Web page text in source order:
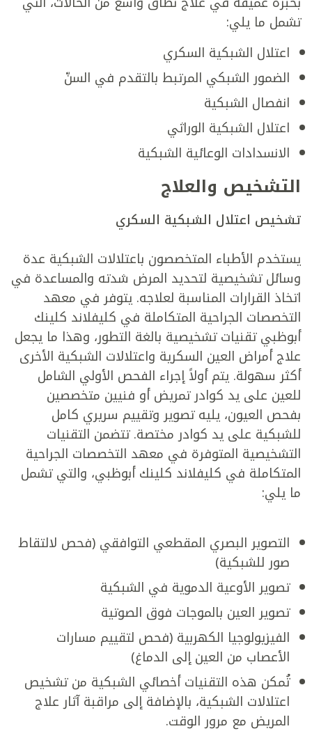
تشمل ما يلي:
اعتلال الشبكية السكري
الضمور الشبكي المرتبط بالتقدم في السنّ
انفصال الشبكية
اعتلال الشبكية الوراثي
الانسدادات الوعائية الشبكية
التشخيص والعلاج
تشخيص اعتلال الشبكية السكري
يستخدم الأطباء المتخصصون باعتلالات الشبكية عدة
وسائل تشخيصية لتحديد المرض شدته والمساعدة في
اتخاذ القرارات المناسبة لعلاجه. يتوفر في معهد
التخصصات الجراحية المتكاملة في كليفلاند كلينك
أبوظبي تقنيات تشخيصية بالغة التطور، وهذا ما يجعل
علاج أمراض العين السكرية واعتلالات الشبكية الأخرى
أكثر سهولة. يتم أولاً إجراء الفحص الأولي الشامل
للعين على يد كوادر تمريض أو فنيين متخصصين
بفحص العيون، يليه تصوير وتقييم سريري كامل
للشبكية على يد كوادر مختصة. تتضمن التقنيات
التشخيصية المتوفرة في معهد التخصصات الجراحية
المتكاملة في كليفلاند كلينك أبوظبي، والتي تشمل
ما يلي:
التصوير البصري المقطعي التوافقي (فحص لالتقاط
صور للشبكية)
تصوير الأوعية الدموية في الشبكية
تصوير العين بالموجات فوق الصوتية
الفيزيولوجيا الكهربية (فحص لتقييم مسارات
الأعصاب من العين إلى الدماغ)
تُمكن هذه التقنيات أخصائي الشبكية من تشخيص
اعتلالات الشبكية، بالإضافة إلى مراقبة آثار علاج
المريض مع مرور الوقت.